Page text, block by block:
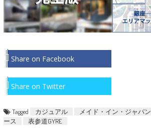
Share on Facebook
Share on Twitter
Tagged カジュアル メイド・イン・ジャパン
ース
表参道GYRE